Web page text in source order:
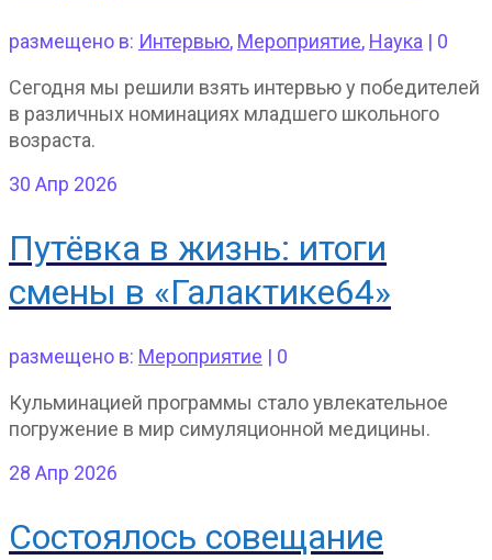
размещено в: Интервью, Мероприятие, Наука | 0
Сегодня мы решили взять интервью у победителей
в различных номинациях младшего школьного
возраста.
30 Апр 2026
Путёвка в жизнь: итоги
смены в «Галактике64»
размещено в: Мероприятие | 0
Кульминацией программы стало увлекательное
погружение в мир симуляционной медицины.
28 Апр 2026
Состоялось совещание